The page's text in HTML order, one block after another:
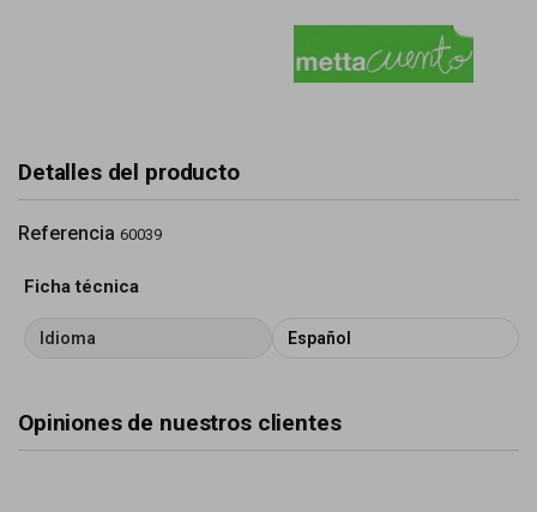
Detalles del producto
Referencia 60039
Ficha técnica
Idioma Español
Opiniones de nuestros clientes